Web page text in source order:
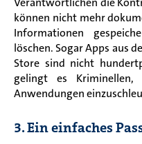
können nicht mehr
Informationen
löschen. Sogar Apps aus
Store sind nicht
gelingt es Kriminellen,
Anwendungen
3. Ein einfaches